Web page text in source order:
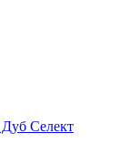
Селект